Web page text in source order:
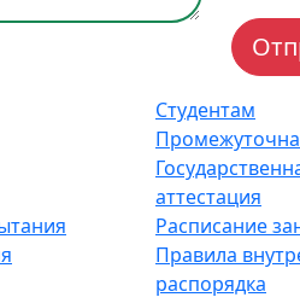
Студентам
аттестация
Расписание
Правила
распорядка